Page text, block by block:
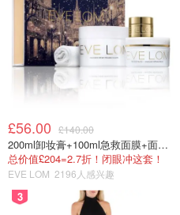
£56.00 £140.00
200ml卸妆膏+100ml急救面膜+面霜+洁颜布
总价值£204=2.7折！闭眼冲这套！
EVE LOM 2196人感兴趣
3